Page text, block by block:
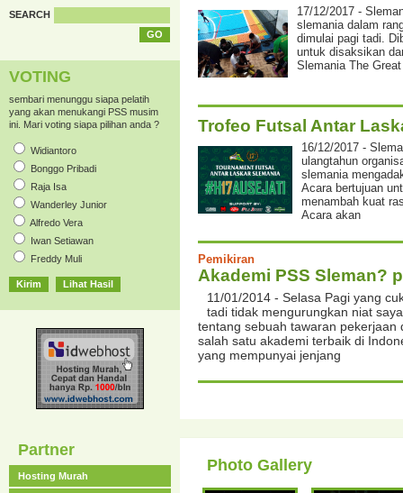
SEARCH
VOTING
sembari menunggu siapa pelatih
yang akan menukangi PSS musim
ini. Mari voting siapa pilihan anda ?
Widiantoro
Bonggo Pribadi
Raja Isa
Wanderley Junior
Alfredo Vera
Iwan Setiawan
Freddy Muli
Partner
Hosting Murah
17/12/2017 -
slemania dalam
dimulai pagi tadi.
untuk disaksikan
Slemania The
Trofeo Futsal Antar
16/12/2017 -
ulangtahun
slemania
Acara bertujuan
menambah kuat
Acara akan
Pemikiran
Akademi PSS Sleman?
11/01/2014 - Selasa Pagi yang
tadi tidak mengurungkan niat
tentang sebuah tawaran pekerjaan
salah satu akademi terbaik di
yang mempunyai jenjang
Photo Gallery